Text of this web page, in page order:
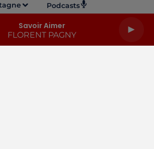
Podcasts
Savoir Aimer
FLORENT PAGNY